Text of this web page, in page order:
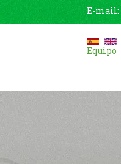
E-mail:
Equipo